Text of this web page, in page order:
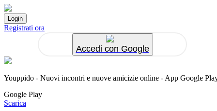
Registrati ora
Accedi con Google
Youppido - Nuovi incontri e nuove amicizie online - App Google
Google Play
Scarica